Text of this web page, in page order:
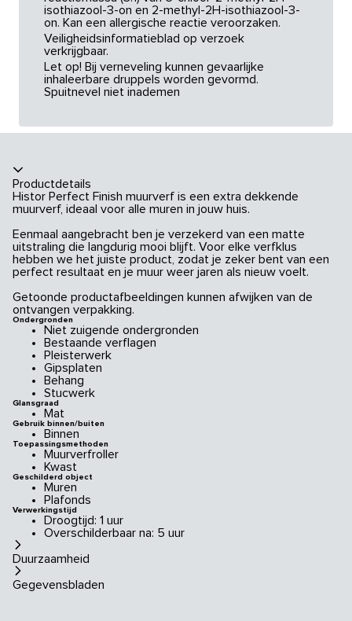
isothiazool-3-on en 2-methyl-2H-isothiazool-3-
on. Kan een allergische reactie veroorzaken.
Veiligheidsinformatieblad op verzoek
verkrijgbaar.
Let op! Bij verneveling kunnen gevaarlijke
inhaleerbare druppels worden gevormd.
Spuitnevel niet inademen
Productdetails
Histor Perfect Finish muurverf is een extra dekkende
muurverf, ideaal voor alle muren in jouw huis.
Eenmaal aangebracht ben je verzekerd van een matte
uitstraling die langdurig mooi blijft. Voor elke verfklus
hebben we het juiste product, zodat je zeker bent van een
perfect resultaat en je muur weer jaren als nieuw voelt.
Getoonde productafbeeldingen kunnen afwijken van de
ontvangen verpakking.
Ondergronden
Niet zuigende ondergronden
Bestaande verflagen
Pleisterwerk
Gipsplaten
Behang
Stucwerk
Glansgraad
Mat
Gebruik binnen/buiten
Binnen
Toepassingsmethoden
Muurverfroller
Kwast
Geschilderd object
Muren
Plafonds
Verwerkingstijd
Droogtijd: 1 uur
Overschilderbaar na: 5 uur
Duurzaamheid
Gegevensbladen